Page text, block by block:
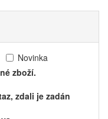
Novinka
zboží.
zdali je zadán